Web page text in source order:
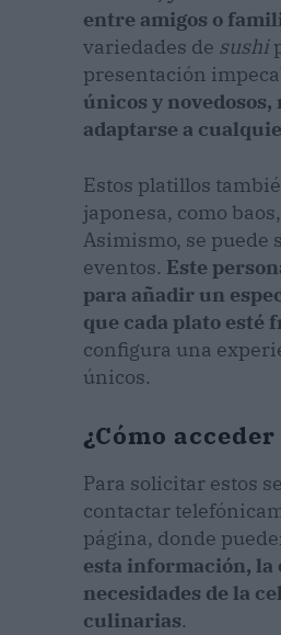
entre amigos o
variedades de sushi
presentación
únicos y
adaptarse a
Estos platillos
japonesa, como baos,
Asimismo, se puede
eventos. Este
para añadir un
que cada plato esté
configura una
únicos.
¿Cómo
Para solicitar estos
contactar
página, donde
esta información, la
necesidades de la
culinarias.